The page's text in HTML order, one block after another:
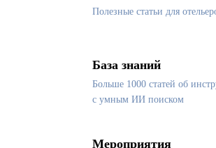
Полезные статьи для
База знаний
Больше 1000 статей об
с умным ИИ поиском
Мероприятия